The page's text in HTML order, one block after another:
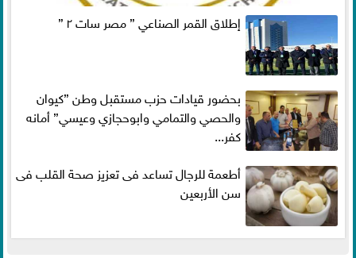
إطلاق القمر الصناعي ” مصر سات ٢ ”
بحضور قيادات حزب مستقبل وطن ”كيوان
والحصي والتمامي وابوحجازي وعيسي” أمانه
كفر...
أطعمة للرجال تساعد فى تعزيز صحة القلب فى
سن الأربعين